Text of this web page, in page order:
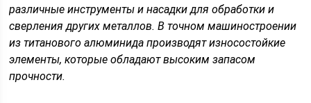
различные инструменты и насадки для обработки и
сверления других металлов. В точном машиностроении
из титанового алюминида производят износостойкие
элементы, которые обладают высоким запасом
прочности.